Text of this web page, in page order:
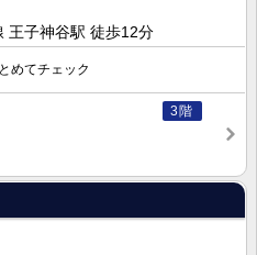
王子神谷駅 徒歩12分
めてチェック
3階